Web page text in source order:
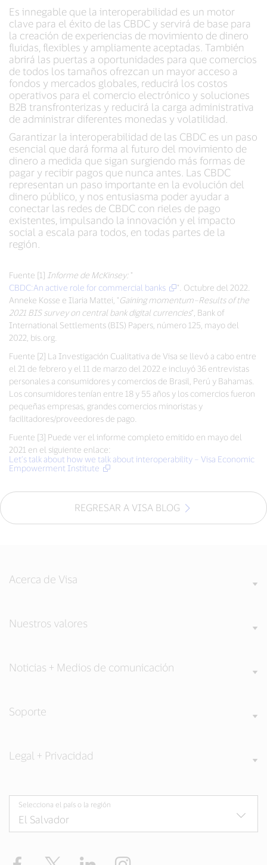
Es innegable que la interoperabilidad es un motor
clave para el éxito de las CBDC y servirá de base para
la creación de experiencias de movimiento de dinero
fluidas, flexibles y ampliamente aceptadas. También
abrirá las puertas a oportunidades para que comercios
de todos los tamaños ofrezcan un mayor acceso a
fondos y mercados globales, reducirá los costos
operativos para el comercio electrónico y soluciones
B2B transfronterizas y reducirá la carga administrativa
de administrar diferentes monedas y volatilidad.
Garantizar la interoperabilidad de las CBDC es un paso
esencial que dará forma al futuro del movimiento de
dinero a medida que sigan surgiendo más formas de
pagar y recibir pagos que nunca antes. Las CBDC
representan un paso importante en la evolución del
dinero público, y nos entusiasma poder ayudar a
conectar las redes de CBDC con rieles de pago
existentes, impulsando la innovación y el impacto
social a escala para todos, en todas partes de la
región.
Fuente [1] Informe de McKinsey: "
CBDC:An active role for commercial banks
". Octubre del 2022.
Anneke Kosse e Ilaria Mattei, "Gaining momentum–Results of the
2021 BIS survey on central bank digital currencies", Bank of
International Settlements (BIS) Papers, número 125, mayo del
2022, bis.org.
Fuente [2] La Investigación Cualitativa de Visa se llevó a cabo entre
el 21 de febrero y el 11 de marzo del 2022 e incluyó 36 entrevistas
personales a consumidores y comercios de Brasil, Perú y Bahamas.
Los consumidores tenían entre 18 y 55 años y los comercios fueron
pequeñas empresas, grandes comercios minoristas y
facilitadores/proveedores de pago.
Fuente [3] Puede ver el informe completo emitido en mayo del
2021 en el siguiente enlace:
Let’s talk about how we talk about interoperability – Visa Economic
Empowerment Institute
REGRESAR A VISA BLOG
Acerca de Visa
Nuestros valores
Noticias + Medios de comunicación
Soporte
Legal + Privacidad
Selecciona el país o la región
Facebook Twitter LinkedIn